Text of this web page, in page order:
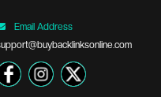
Email Address